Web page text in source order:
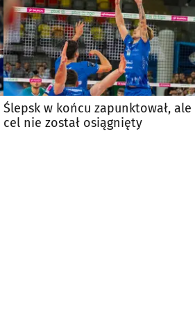
Ślepsk w końcu zapunktował, ale
cel nie został osiągnięty